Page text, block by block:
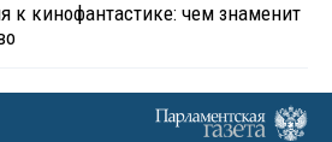
к кинофантастике: чем знаменит